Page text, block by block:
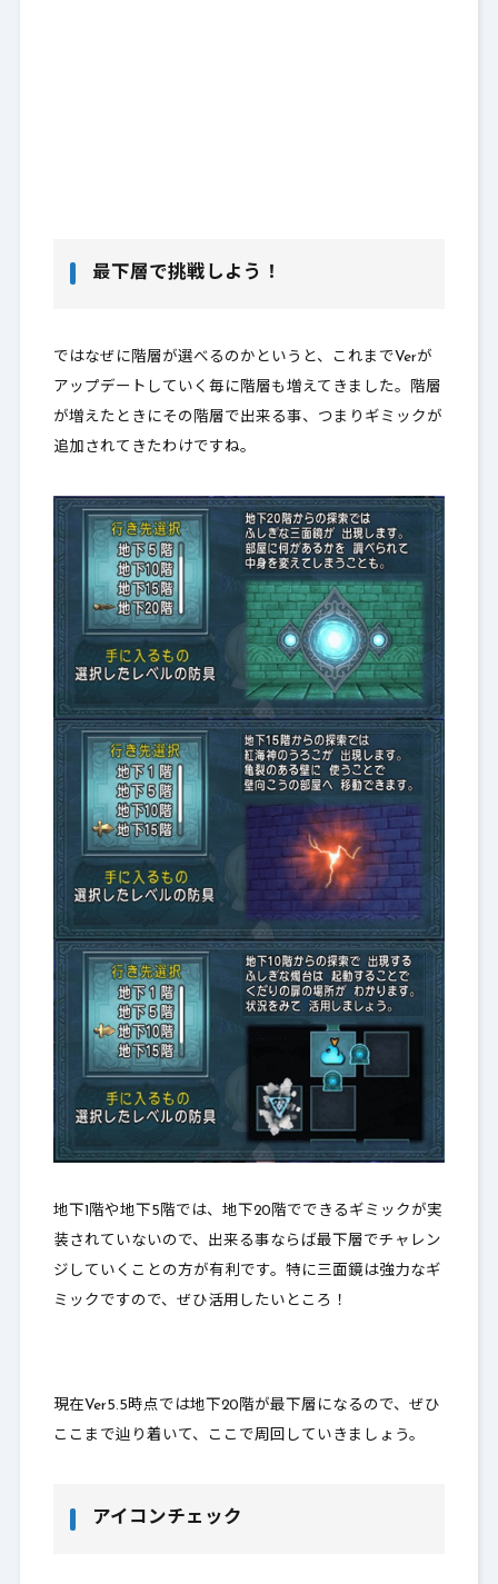
最下層で挑戦しよう！
ではなぜに階層が選べるのかというと、これまでVerが
アップデートしていく毎に階層も増えてきました。階層
が増えたときにその階層で出来る事、つまりギミックが
追加されてきたわけですね。
地下1階や地下5階では、地下20階でできるギミックが実
装されていないので、 出来る事ならば最下層でチャレン
ジしていくことの方が有利 です。特に三面鏡は強力なギ
ミックですので、ぜひ活用したいところ！
現在Ver5.5時点では地下20階が最下層になるので、ぜひ
ここまで辿り着いて、ここで周回していきましょう。
アイコンチェック